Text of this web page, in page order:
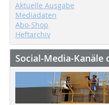
Aktuelle Ausgabe
Mediadaten
Abo-Shop
Heftarchiv
Social-Media-Kanäle